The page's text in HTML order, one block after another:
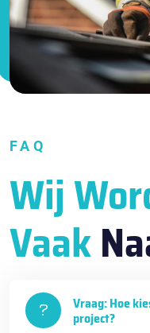
FAQ
Wij
Vaak
Vraag: Hoe
project?